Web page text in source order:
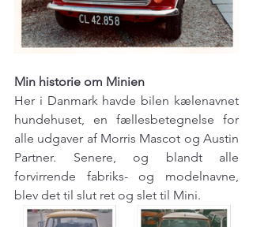
Min historie om Mini﻿en
Her i Danmark havde bilen kælenavnet
hundehuset, en fællesbetegnelse for
alle udgaver af Morris Mascot og Austin
Partner. Senere, og blandt alle
forvirrende fabriks- og modelnavne,
blev det til slut ret og slet til Mini.